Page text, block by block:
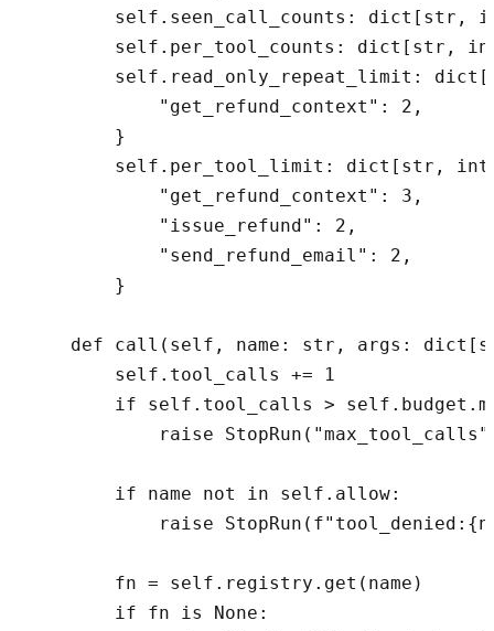
self.seen_call_counts: dict[str,
self.per_tool_counts: dict[str,
self.read_only_repeat_limit:
            "get_refund_context": 2,
        }
self.per_tool_limit: dict[str,
            "get_refund_context": 3,
            "issue_refund": 2,
            "send_refund_email": 2,
        }
def call(self, name: str, args:
        self.tool_calls += 1
if self.tool_calls >
raise
        if name not in self.allow:
raise
        fn = self.registry.get(name)
        if fn is None: